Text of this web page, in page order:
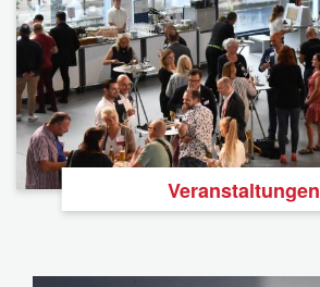
Veranstaltungen